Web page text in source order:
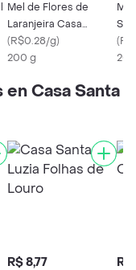
Mel de Flores de
Laranjeira Casa
Madeira -
(R$0.28/g)
200 g
(
Casa Santa
R$ 8,77 R$